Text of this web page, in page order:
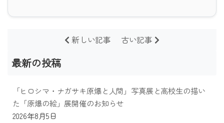
新しい記事 古い記事
最新の投稿
「ヒロシマ・ナガサキ原爆と人間」写真展と高校生の描い
た「原爆の絵」展開催のお知らせ
2026年8月5日